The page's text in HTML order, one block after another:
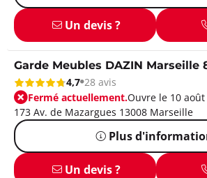
Un devis ?
Garde Meubles DAZIN Marseille
4,7 28 avis
Fermé actuellement.Ouvre le 10 août
173 Av. de Mazargues 13008 Marseille
Plus
Un devis ?